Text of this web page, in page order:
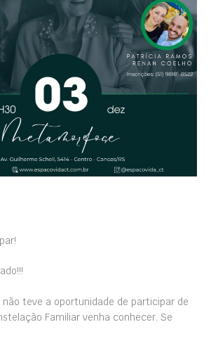
não teve a oportunidade de participar de
Familiar venha conhecer. Se